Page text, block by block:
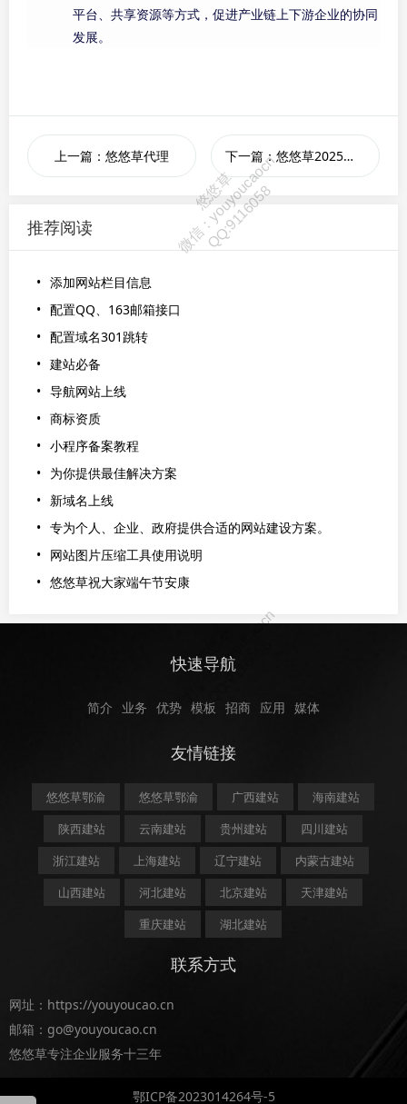
平台、共享资源等方式，促进产业链上下游企业的协同
发展。
上一篇：悠悠草代理 下一篇：悠悠草2025新春贺词
推荐阅读
添加网站栏目信息
配置QQ、163邮箱接口
配置域名301跳转
建站必备
导航网站上线
商标资质
小程序备案教程
为你提供最佳解决方案
新域名上线
专为个人、企业、政府提供合适的网站建设方案。
网站图片压缩工具使用说明
悠悠草祝大家端午节安康
快速导航
简介 业务 优势 模板 招商 应用 媒体
友情链接
悠悠草鄂渝 悠悠草鄂渝 广西建站
海南建站
陕西建站
云南建站 贵州建站
四川建站
浙江建站
上海建站 辽宁建站
内蒙古建站
山西建站
河北建站 北京建站
天津建站
重庆建站
湖北建站
联系方式
网址：https://youyoucao.cn
邮箱：go@youyoucao.cn
悠悠草专注企业服务十三年
鄂ICP备2023014264号-5